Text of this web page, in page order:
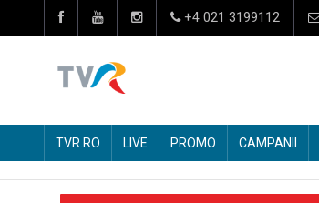
+4 021 3199112
TVR.RO LIVE PROMO CAMPANII